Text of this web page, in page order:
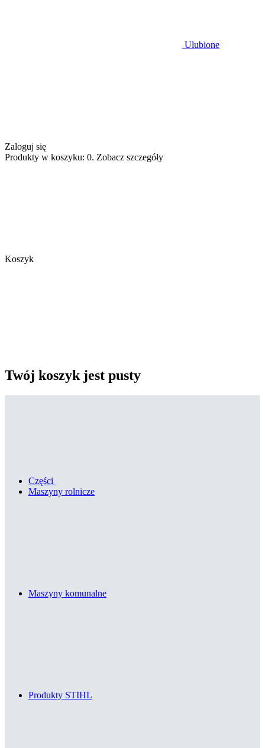
Ulubione
Zaloguj się
Produkty w koszyku: 0. Zobacz szczegóły
Koszyk
Twój koszyk jest pusty
Części
Maszyny rolnicze
Maszyny komunalne
Produkty STIHL